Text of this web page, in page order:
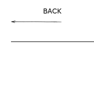
BACK